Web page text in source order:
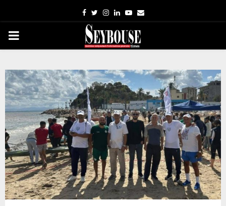
Facebook
TwitterInstagram
LinkedinYoutube
Email
PRIMARY